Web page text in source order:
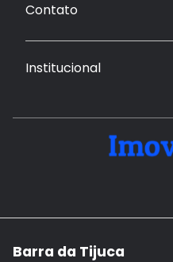
Contato
Institucional
Barra da Tijuca